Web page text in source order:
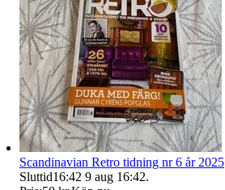
Scandinavian Retro tidning nr 6 år 2025
Sluttid16:42 9 aug 16:42.